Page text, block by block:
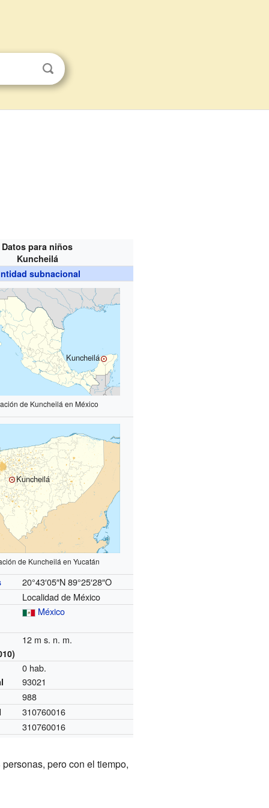
Datos para niños
Kuncheilá
subnacional
Kuncheilá
de Kuncheilá en México
Kuncheilá
de Kuncheilá en Yucatán
20°43′05″N 89°25′28″O
Localidad de México
México
12 m s. n. m.
0 hab.
93021
988
310760016
310760016
pero con el tiempo,